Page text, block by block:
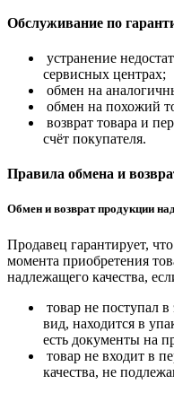
Обслуживание по
устранение
сервисных центрах;
обмен на
обмен на похожий
возврат товара и
счёт покупателя.
Правила обмена и
Обмен и возврат продукции
Продавец гарантирует,
момента приобретения
надлежащего качества,
товар не поступал
вид, находится в
есть документы на
товар не входит в
качества, не